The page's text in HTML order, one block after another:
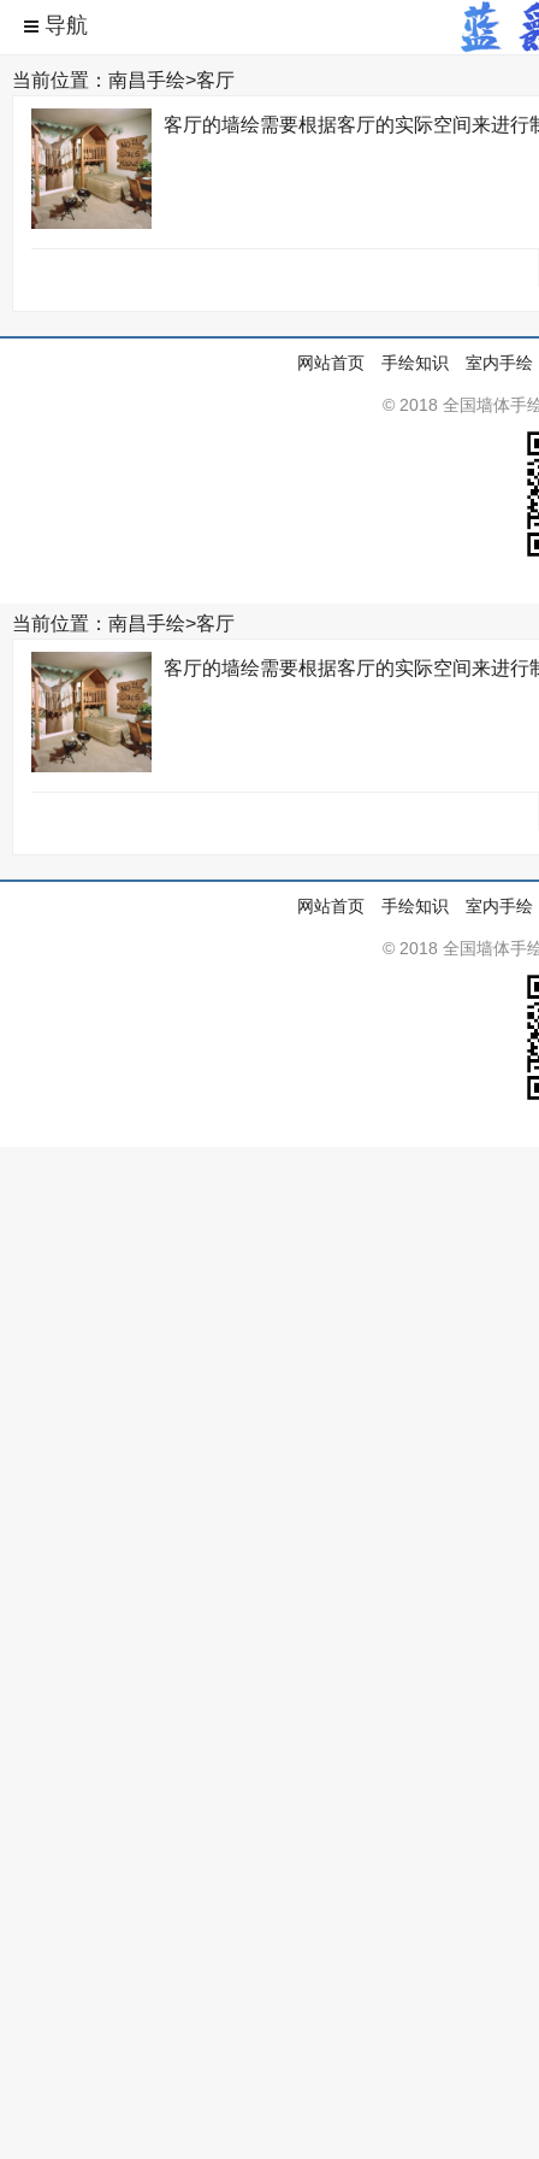
当前位置： 南昌手绘>客厅
客厅的墙绘需要根据客厅的实际空间来进行
网站首页 手绘知识 室内手绘
© 2018 全国墙体手
当前位置： 南昌手绘>客厅
客厅的墙绘需要根据客厅的实际空间来进行
网站首页 手绘知识 室内手绘
© 2018 全国墙体手